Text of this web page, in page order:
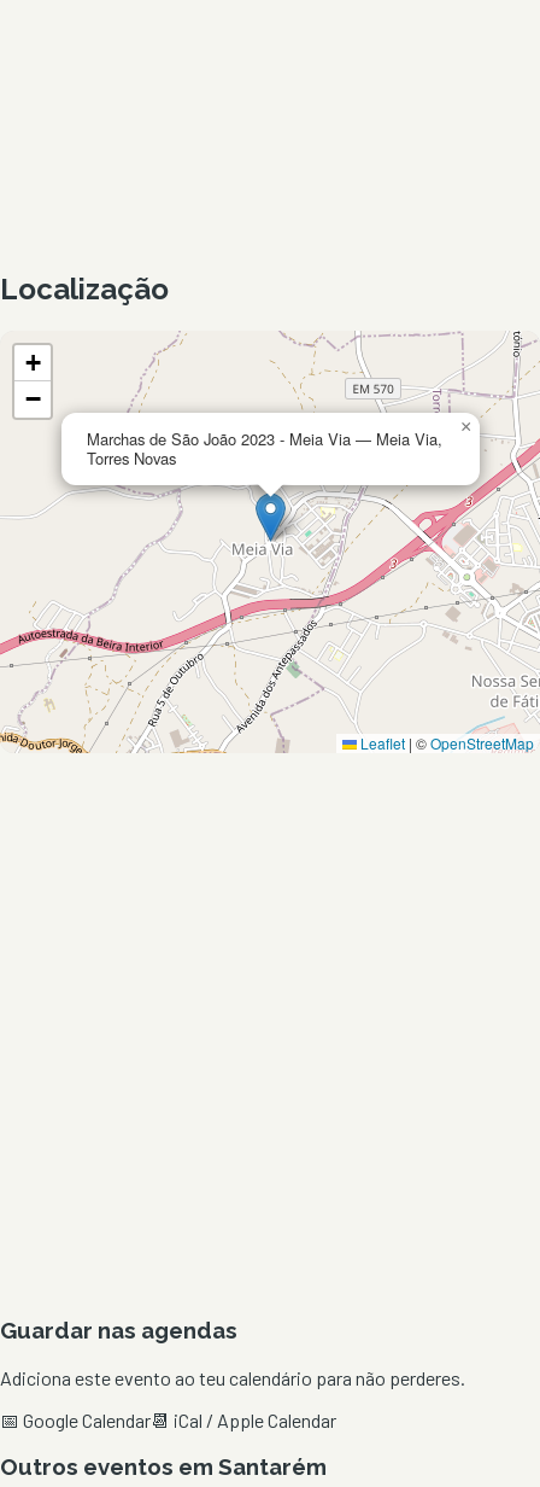
Localização
Marchas de São João 2023 - Meia Via — Meia Via,
Torres Novas
×
+
−
Leaflet | ©OpenStreetMap
Guardar nas agendas
Adiciona este evento ao teu calendário para não perderes.
📅 Google Calendar📆 iCal / Apple Calendar
Outros eventos em Santarém